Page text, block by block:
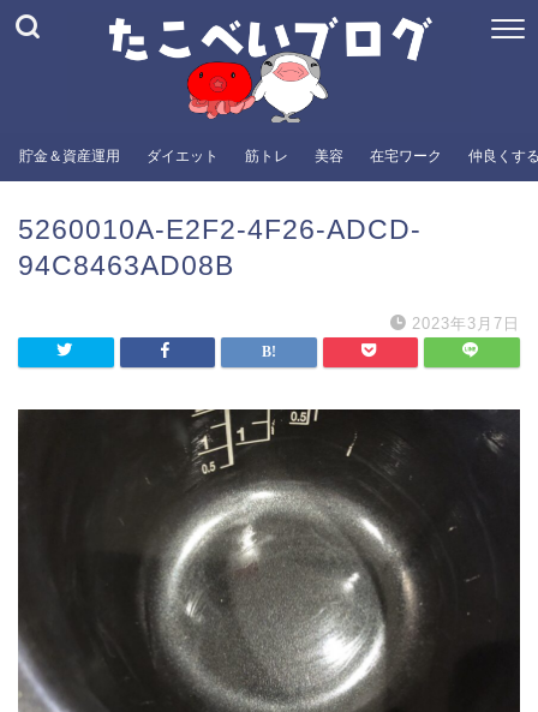
貯金＆資産運用 ダイエット 筋トレ 美容 在宅ワーク 仲良くす
5260010A-E2F2-4F26-ADCD-
94C8463AD08B
2023年3月7日